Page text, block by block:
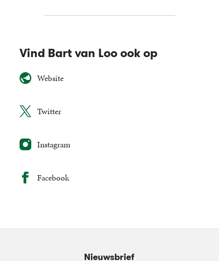
Vind Bart van Loo ook op
Website
Twitter
Instagram
Facebook
Nieuwsbrief